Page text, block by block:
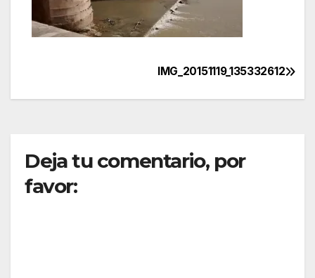
de
IMG_20151119_135332612
Deja tu comentario, por
favor: